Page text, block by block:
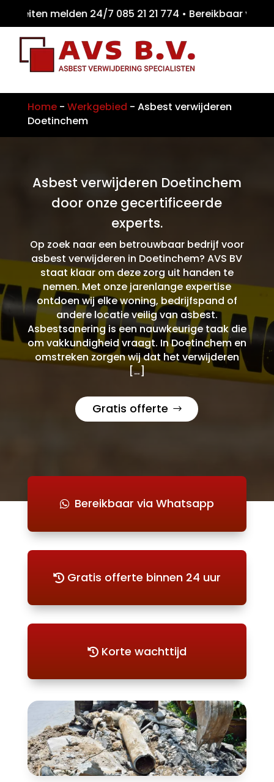
melden 24/7 085 21 21 774 •
Home- Werkgebied - Asbest verwijderen
Doetinchem
Asbest verwijderen Doetinchem
door onze gecertificeerde
experts.
Op zoek naar een betrouwbaar bedrijf voor
asbest verwijderen in Doetinchem? AVS BV
staat klaar om deze zorg uit handen te
nemen. Met onze jarenlange expertise
ontdoen wij elke woning, bedrijfspand of
andere locatie veilig van asbest.
Asbestsanering is een nauwkeurige taak die
om vakkundigheid vraagt. In Doetinchem en
omstreken zorgen wij dat het verwijderen
[…]
Gratis offerte
Bereikbaar via Whatsapp
Gratis offerte binnen 24 uur
Korte wachttijd